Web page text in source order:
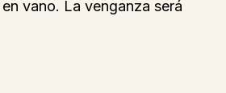
vano. La venganza será